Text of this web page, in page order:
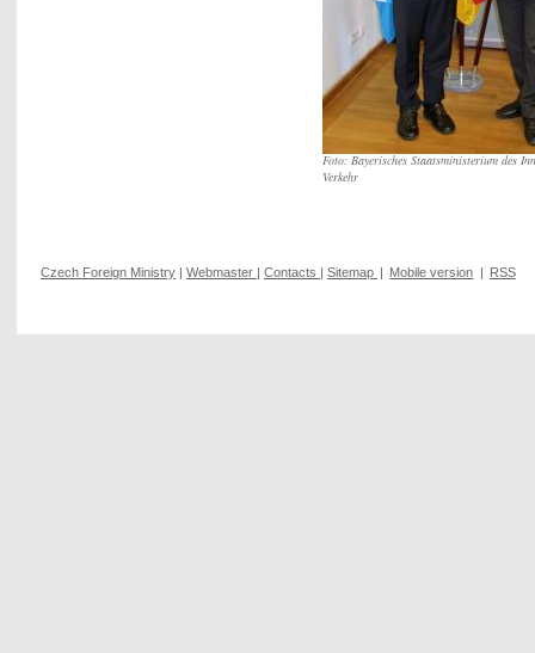
Foto: Bayerisches Staatsministerium des
Verkehr
Czech Foreign Ministry | Webmaster | Contacts | Sitemap | Mobile version | RSS